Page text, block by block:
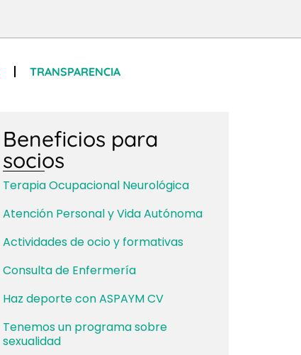
TRANSPARENCIA
Beneficios para
socios
Terapia Ocupacional Neurológica
Atención Personal y Vida Autónoma
Actividades de ocio y formativas
Consulta de Enfermería
Haz deporte con ASPAYM CV
Tenemos un programa sobre
sexualidad